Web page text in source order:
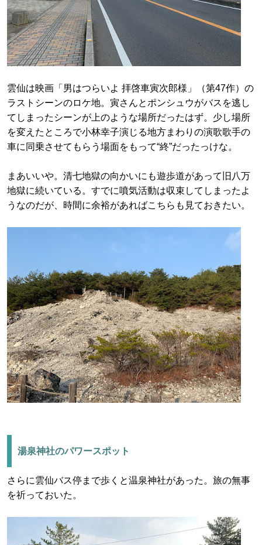
雲仙は映画「男はつらいよ 拝啓車寅次郎様」（第47作）の
ラストシーンのロケ地。寅さんとポンシュウがバスを逃し
てしまったシーンが上のような場所だったはず。少し場所
を変えたところで小林幸子演じる地方まわりの演歌歌手の
車に同乗させてもらう場面をもって“終”だったっけな。
まあいいや。清七地獄の向かいにも遊歩道があって旧八万
地獄に続いている。すでに噴気活動は収束してしまったよ
うなのだが、時間に余裕があればこちらも見ておきたい。
湯泉神社のパワースポット
さらに雲仙バス停まで歩くと温泉神社があった。旅の無事
を祈っておいた。